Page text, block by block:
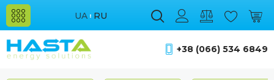
UA RU
+38 (066) 534 6849